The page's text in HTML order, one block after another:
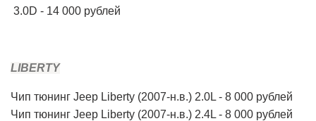
3.0D - 14 000 рублей
LIBERTY
Чип тюнинг Jeep Liberty (2007-н.в.) 2.0L - 8 000 рублей
Чип тюнинг Jeep Liberty (2007-н.в.) 2.4L - 8 000 рублей